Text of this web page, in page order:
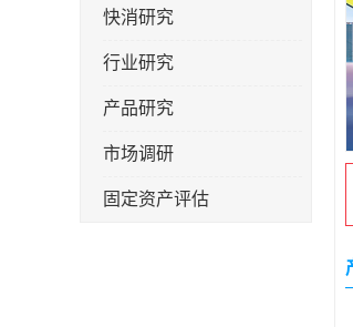
快消研究
行业研究
产品研究
市场调研
固定资产评估